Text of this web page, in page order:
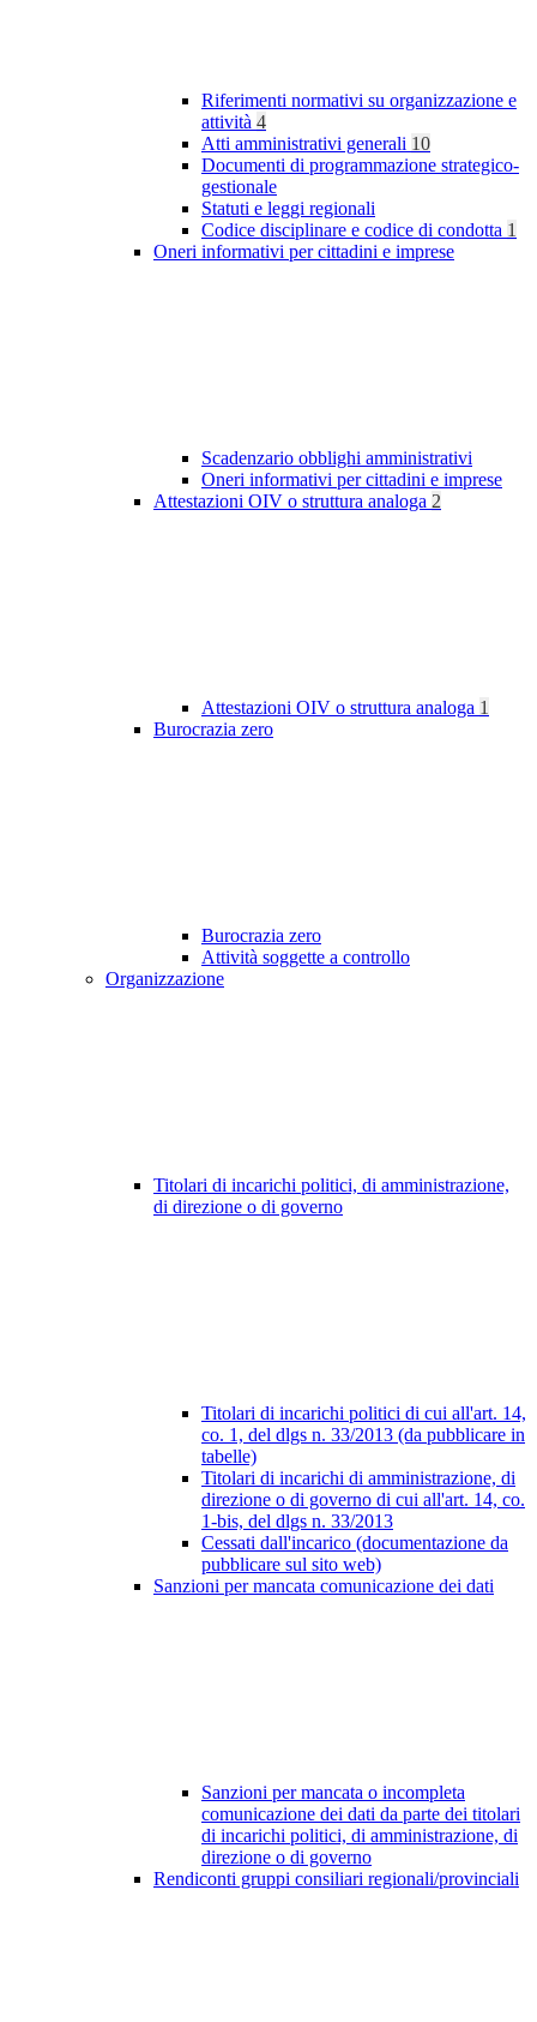
Riferimenti normativi su organizzazione e
attività 4
Atti amministrativi generali 10
Documenti di programmazione strategico-
gestionale
Statuti e leggi regionali
Codice disciplinare e codice di condotta 1
Oneri informativi per cittadini e imprese
Scadenzario obblighi amministrativi
Oneri informativi per cittadini e imprese
Attestazioni OIV o struttura analoga 2
Attestazioni OIV o struttura analoga 1
Burocrazia zero
Burocrazia zero
Attività soggette a controllo
Organizzazione
Titolari di incarichi politici, di amministrazione,
di direzione o di governo
Titolari di incarichi politici di cui all'art. 14,
co. 1, del dlgs n. 33/2013 (da pubblicare in
tabelle)
Titolari di incarichi di amministrazione, di
direzione o di governo di cui all'art. 14, co.
1-bis, del dlgs n. 33/2013
Cessati dall'incarico (documentazione da
pubblicare sul sito web)
Sanzioni per mancata comunicazione dei dati
Sanzioni per mancata o incompleta
comunicazione dei dati da parte dei titolari
di incarichi politici, di amministrazione, di
direzione o di governo
Rendiconti gruppi consiliari regionali/provinciali